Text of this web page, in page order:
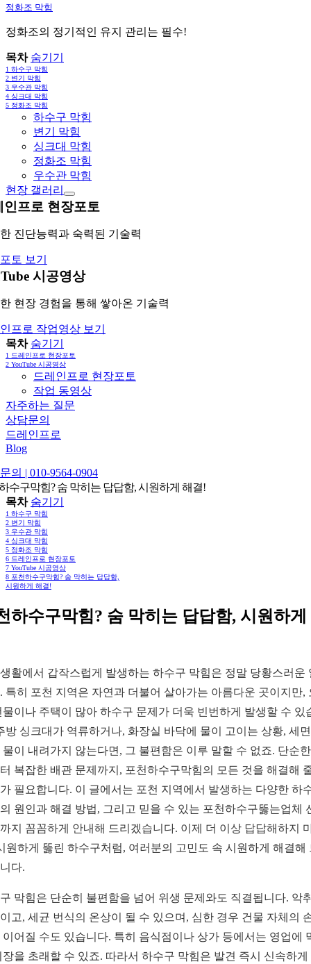
정화조 막힘
정화조의 정기적인 유지 관리는 필수!
목차 숨기기
1 하수구 막힘
2 변기 막힘
3 우수관 막힘
4 싱크대 막힘
5 정화조 막힘
하수구 막힘
변기 막힘
싱크대 막힘
정화조 막힘
우수관 막힘
현장 갤러리
인프로 현장포토
진단능력과 숙력된 기술력
토 보기
시공영상
현장 경험을 통해 쌓아온 기술력
프로 작업영상 보기
목차 숨기기
1 드레인프로 현장포토
2 YouTube 시공영상
드레인프로 현장포토
작업 동영상
자주하는 질문
상담문의
드레인프로
Blog
의 | 010-9564-0904
수구막힘? 숨 막히는 답답함, 시원하게 해결!
목차 숨기기
1 하수구 막힘
2 변기 막힘
3 우수관 막힘
4 싱크대 막힘
5 정화조 막힘
6 드레인프로 현장포토
7 YouTube 시공영상
8 포천하수구막힘? 숨 막히는 답답함,
시원하게 해결!
하수구막힘? 숨 막히는 답답함, 시원하게
활에서 갑작스럽게 발생하는 하수구 막힘은 정말 당황스러운
특히 포천 지역은 자연과 더불어 살아가는 아름다운 곳이지만,
물이나 주택이 많아 하수구 문제가 더욱 빈번하게 발생할 수 있
방 싱크대가 역류하거나, 화장실 바닥에 물이 고이는 상황, 세
물이 내려가지 않는다면, 그 불편함은 이루 말할 수 없죠. 단순
복잡한 배관 문제까지, 포천하수구막힘의 모든 것을 해결해
필요합니다. 이 글에서는 포천 지역에서 발생하는 다양한 하
원인과 해결 방법, 그리고 믿을 수 있는 포천하수구뚫는업체
지 꼼꼼하게 안내해 드리겠습니다. 이제 더 이상 답답해하지
원하게 뚫린 하수구처럼, 여러분의 고민도 속 시원하게 해결해
다.
막힘은 단순히 불편함을 넘어 위생 문제와도 직결됩니다. 악
고, 세균 번식의 온상이 될 수 있으며, 심한 경우 건물 자체의
이어질 수도 있습니다. 특히 음식점이나 상가 등에서는 영업에
장을 초래할 수 있죠. 따라서 하수구 막힘은 발견 즉시 신속하게